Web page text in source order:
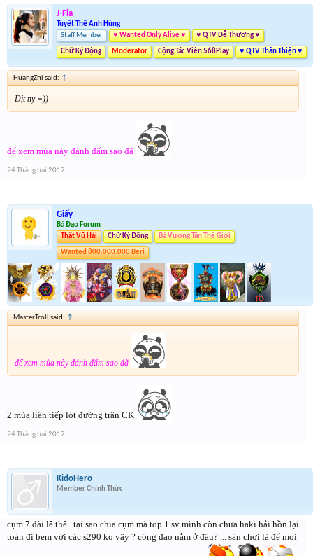
J-Fla
Tuyệt Thế Anh Hùng
Staff Member
♥ Wanted Only Alive ♥ ♥ QTV Dễ Thương ♥
Chữ Ký Động Moderator Cộng Tác Viên 568Play ♥ QTV Thân Thiện ♥
HuangZhi said: ↑
Dịt ny =))
để xem mùa này đánh đấm sao đã
24 Tháng hai 2017
Giấy
Bá Đạo Forum
Thất Vũ Hải
Chữ Ký Động Bá Vương Tân Thế Giới
Wanted 800.000.000 Beri
MasterTroll said: ↑
để xem mùa này đánh đấm sao đã
2 mùa liên tiếp lót đường trận CK
24 Tháng hai 2017
KidoHero
Member Chính Thức
cụm 7 dài lê thê . tại sao chia cụm mà top 1 sv mình còn chưa haki hải hồn lại
toàn đi bem với các s290 ko vậy ? công đạo nằm ở đâu? ... sân chơi là để mọi